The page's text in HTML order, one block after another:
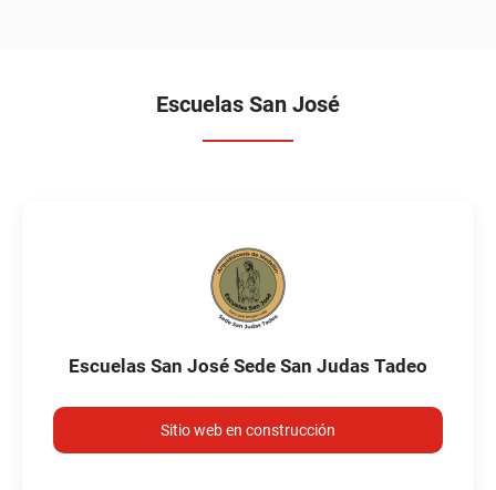
Escuelas San José
Escuelas San José Sede San Judas Tadeo
Sitio web en construcción